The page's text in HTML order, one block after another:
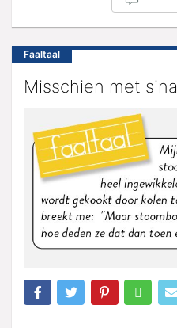
Faaltaal
Misschien met